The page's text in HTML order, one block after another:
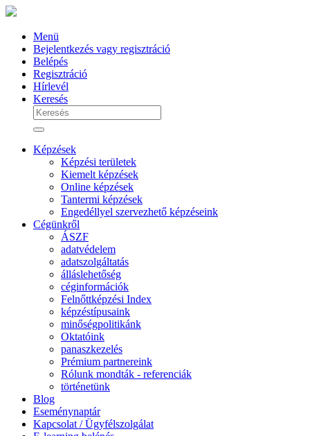
Menü
Bejelentkezés vagy regisztráció
Belépés
Regisztráció
Hírlevél
Keresés
Képzések
Képzési területek
Kiemelt képzések
Online képzések
Tantermi képzések
Engedéllyel szervezhető képzéseink
Cégünkről
ÁSZF
adatvédelem
adatszolgáltatás
álláslehetőség
céginformációk
Felnőttképzési Index
képzéstípusaink
minőségpolitikánk
Oktatóink
panaszkezelés
Prémium partnereink
Rólunk mondták - referenciák
történetünk
Blog
Eseménynaptár
Kapcsolat / Ügyfélszolgálat